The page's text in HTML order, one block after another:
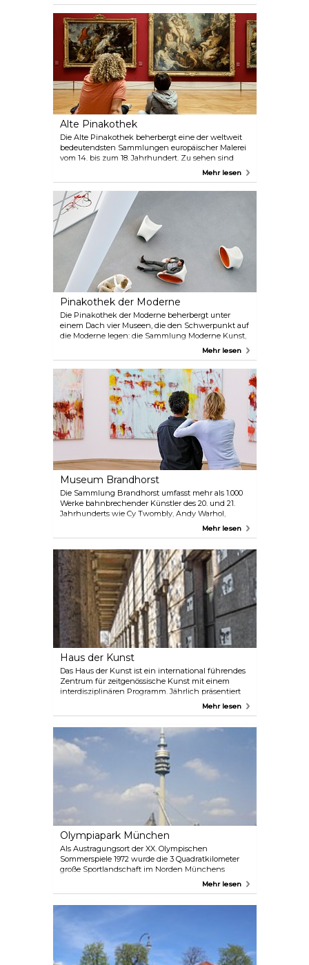
Werkstätten betreiben. Von Performances über
Ausstellungen bis hin zu Konzerten entsprechen
Inhalte, Themen und Ästhetik nur selten der
traditionellen Münchner Kultur.
Alte Pinakothek
Die Alte Pinakothek beherbergt eine der weltweit
bedeutendsten Sammlungen europäischer Malerei
vom 14. bis zum 18. Jahrhundert. Zu sehen sind
Werke von Dürer, Raffael, Leonardo, Tizian, El Greco,
Mehr lesen
Pinakothek der Moderne
Die Pinakothek der Moderne beherbergt unter
einem Dach vier Museen, die den Schwerpunkt auf
die Moderne legen: die Sammlung Moderne Kunst,
die Neue Sammlung für internationales Design, das
Staatliche Graphische Sammlung. Gemeinsam
bieten sie ein vielfältiges Ausstellungs- und
Sammlungsangebot, das Besuchern mit
unterschiedlichen Hintergründen und Interessen
gerecht wird.
Mehr lesen
Museum Brandhorst
Die Sammlung Brandhorst umfasst mehr als 1.000
Werke bahnbrechender Künstler des 20. und 21.
Jahrhunderts wie Cy Twombly, Andy Warhol,
Sigmar Polke, Damien Hirst und Mike Kelley. Das
Brandhorst ist für Kinder und Jugendliche bis 18
Jahre frei.
Mehr lesen
Haus der Kunst
Das Haus der Kunst ist ein international führendes
Zentrum für zeitgenössische Kunst mit einem
interdisziplinären Programm. Jährlich präsentiert
die Galerie etwa zehn Ausstellungen von neuen
Goetz in mehreren Ausstellungen im ehemaligen
Luftschutzbunker gezeigt. Neben den
Ausstellungen und Veranstaltungen legt die
Institution einen Schwerpunkt auf Forschung,
Studium und Wissensvermittlung.
Mehr lesen
Olympiapark München
Als Austragungsort der XX. Olympischen
Sommerspiele 1972 wurde die 3 Quadratkilometer
große Sportlandschaft im Norden Münchens
errichtet. Der Park dient auch heute noch als Ort
atemberaubenden Blick auf die Stadt und die
Alpen in der Ferne haben.
Mehr lesen